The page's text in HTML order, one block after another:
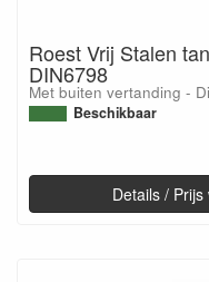
Roest Vrij Stalen
DIN6798
Met buiten vertanding -
Beschikbaar
Details /